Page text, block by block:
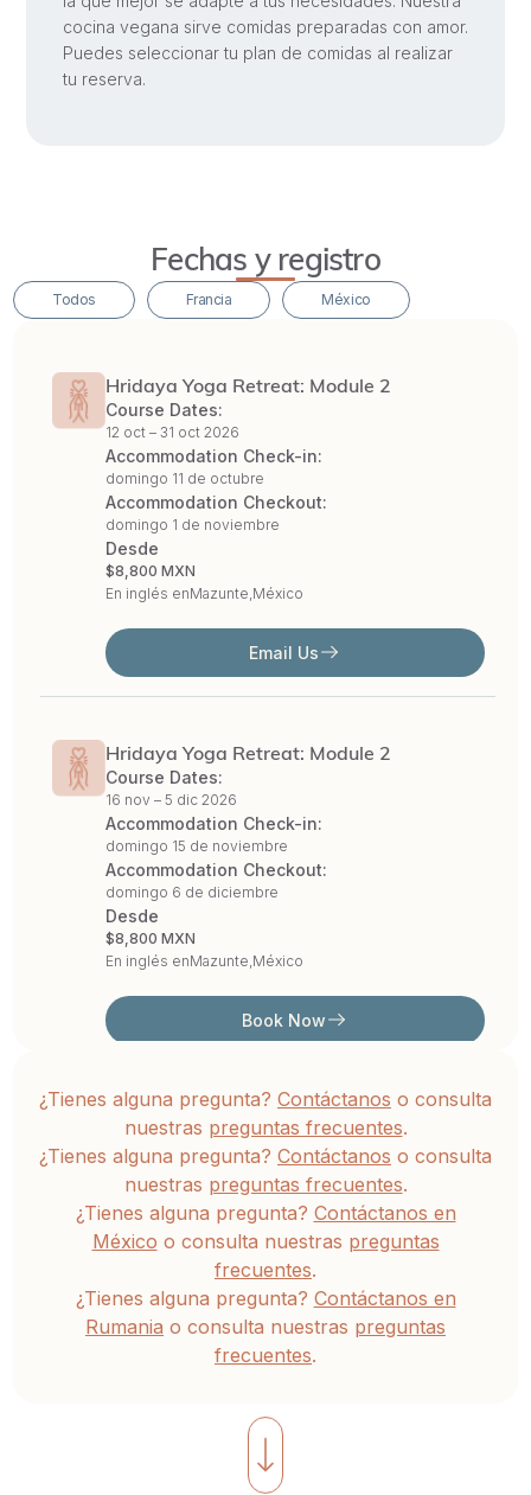
cocina vegana sirve comidas preparadas con amor.
Puedes seleccionar tu plan de comidas al realizar
tu reserva.
Fechas y registro
Todos Francia México
Hridaya Yoga Retreat: Module 2
Course Dates:
12 oct – 31 oct 2026
Accommodation Check-in:
domingo 11 de octubre
Accommodation Checkout:
domingo 1 de noviembre
Desde
$8,800 MXN
En inglés enMazunte, México
Email Us
Hridaya Yoga Retreat: Module 2
Course Dates:
16 nov – 5 dic 2026
Accommodation Check-in:
domingo 15 de noviembre
Accommodation Checkout:
domingo 6 de diciembre
Desde
$8,800 MXN
En inglés enMazunte, México
Book Now
Hridaya Yoga Retreat: Module 2
Course Dates:
11 ene –30 ene 2027
Accommodation Check-in:
domingo 10 de enero
Accommodation Checkout:
domingo 31 de enero
$8,800 MXN
En inglés enMazunte,México
Hridaya Yoga Retreat: Module 2
¿Tienes alguna pregunta? Contáctanos o consulta
nuestras preguntas frecuentes.
¿Tienes alguna pregunta? Contáctanos o consulta
nuestras preguntas frecuentes.
¿Tienes alguna pregunta? Contáctanos en
México o consulta nuestras preguntas
frecuentes.
¿Tienes alguna pregunta? Contáctanos en
Rumania o consulta nuestras preguntas
frecuentes.